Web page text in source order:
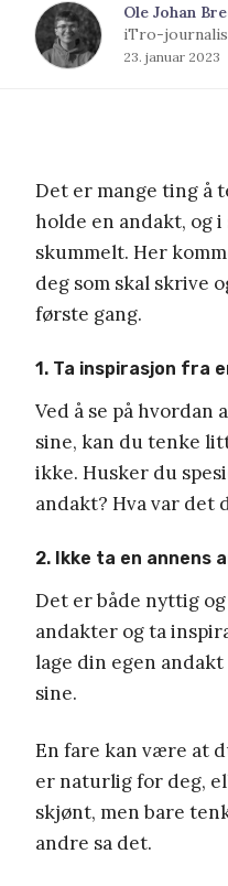
Ole Johan
iTro-
23. januar 2023
Det er mange ting å
holde en andakt, og
skummelt. Her
deg som skal skrive
første gang.
1. Ta inspirasjon fra
Ved å se på
sine, kan du tenke
ikke. Husker du
andakt? Hva var det
2. Ikke ta en annens
Det er både nyttig
andakter og ta
lage din egen
sine.
En fare kan være at
er naturlig for deg,
skjønt, men bare
andre sa det.